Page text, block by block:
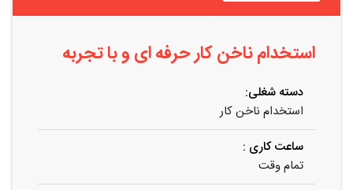
استخدام ناخن کار حرفه ای و با تجربه
دسته شغلی:
استخدام ناخن کار
ساعت کاری :
تمام وقت